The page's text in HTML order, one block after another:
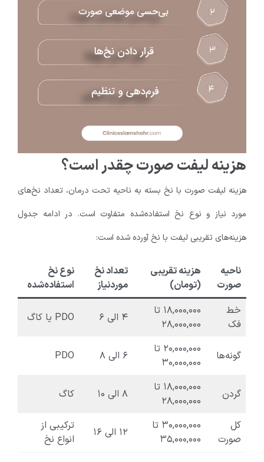
هزینه لیفت صورت چقدر است؟
هزینه لیفت صورت با نخ بسته به ناحیه تحت درمان، تعداد نخ‌های
مورد نیاز و نوع نخ استفاده‌شده متفاوت است. در ادامه جدول
هزینه‌های تقریبی لیفت با نخ آورده شده است:
ناحیه
صورت
هزینه تقریبی
(تومان)
تعداد نخ
موردنیاز
نوع نخ
استفاده‌شده
خط
فک
۱۸,۰۰۰,۰۰۰ تا
۲۸,۰۰۰,۰۰۰
۴ الی ۶ PDO یا کاگ
گونه‌ها
۲۰,۰۰۰,۰۰۰ تا
۳۰,۰۰۰,۰۰۰
۶ الی ۸ PDO
گردن
۱۸,۰۰۰,۰۰۰ تا
۲۸,۰۰۰,۰۰۰
۸ الی ۱۰ کاگ
کل
صورت
۳۰,۰۰۰,۰۰۰ تا
۳۵,۰۰۰,۰۰۰
۱۲ الی ۱۶
ترکیبی از
انواع نخ